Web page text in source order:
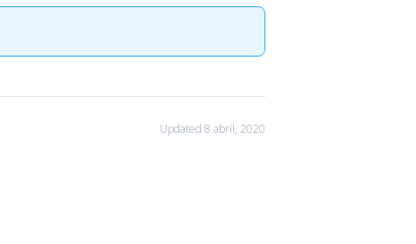
Updated 8 abril, 2020